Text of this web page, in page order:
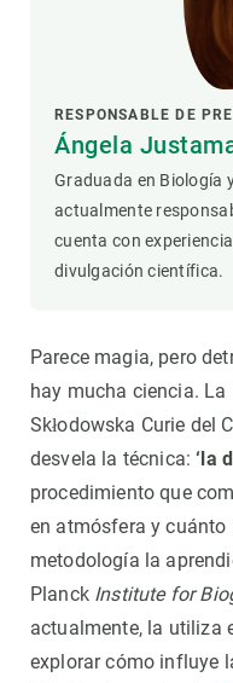
RESPONSABLE DE
Ángela
Graduada en Biología
actualmente
cuenta con
divulgación científica.
Parece magia, pero
hay mucha ciencia.
Skłodowska Curie del
desvela la técnica:‘la
procedimiento que
en atmósfera y cuánto
metodología la
Planck Institute for
actualmente, la utiliza
explorar cómo influye